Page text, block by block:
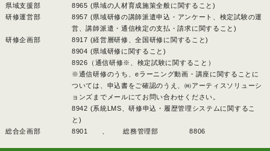
県域支援部
8965 (県域の人材育成施策全般に関すること)
研修運営部
8957 (県域研修の講師派遣申込・アンケート、検定試験の運
営、講師派遣・通信検定の支払・請求に関すること)
研修企画部
8917 (経営層研修、全国研修に関すること)
8904 (県域研修に関すること)
8926（通信研修※、検定試験に関すること）
※通信研修のうち、eラーニング動画・講座に関することに
ついては、申込書をご確認のうえ、㈱アーティスソリューシ
ョンズまでメールにてお問い合わせください。
8942 (系統LMS、研修申込・履歴管理システムに関するこ
と)
総合企画部
8901 、総務管理部 8806